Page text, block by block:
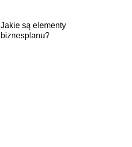
Jakie są elementy
biznesplanu?